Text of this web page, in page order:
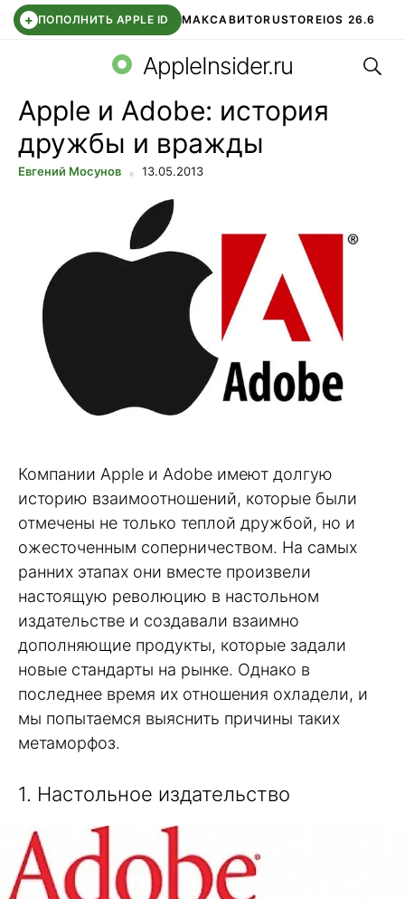
+ ПОПОЛНИТЬ APPLE ID МАКСАВИТОRUSTOREIOS 26.6
СБЕР КИДС ВТБ ОНЛАЙН ЧАТ В ROBLOX
AppleInsider.ru
Apple и Adobe: история
дружбы и вражды
Евгений Мосунов 13.05.2013
Компании Apple и Adobe имеют долгую
историю взаимоотношений, которые были
отмечены не только теплой дружбой, но и
ожесточенным соперничеством. На самых
ранних этапах они вместе произвели
настоящую революцию в настольном
издательстве и создавали взаимно
дополняющие продукты, которые задали
новые стандарты на рынке. Однако в
последнее время их отношения охладели, и
мы попытаемся выяснить причины таких
метаморфоз.
1. Настольное издательство